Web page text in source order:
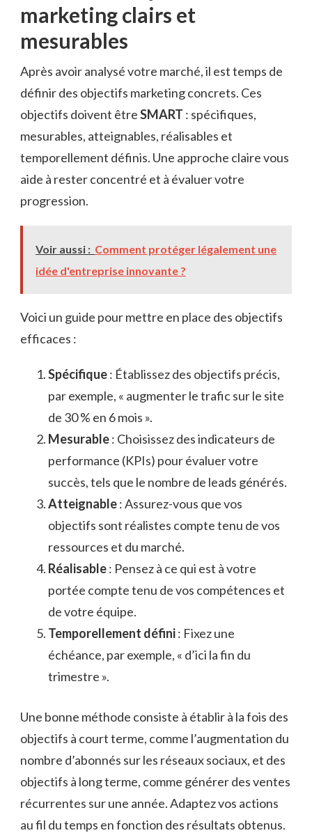
marketing clairs et
mesurables
Après avoir analysé votre marché, il est temps de
définir des objectifs marketing concrets. Ces
objectifs doivent êtreSMART : spécifiques,
mesurables, atteignables, réalisables et
temporellement définis. Une approche claire vous
aide à rester concentré et à évaluer votre
progression.
Voir aussi : Comment protéger légalement une
idée d'entreprise innovante ?
Voici un guide pour mettre en place des objectifs
efficaces :
Spécifique: Établissez des objectifs précis,
par exemple, « augmenter le trafic sur le site
de 30 % en 6 mois ».
Mesurable: Choisissez des indicateurs de
performance (KPIs) pour évaluer votre
succès, tels que le nombre de leads générés.
Atteignable: Assurez-vous que vos
objectifs sont réalistes compte tenu de vos
ressources et du marché.
Réalisable: Pensez à ce qui est à votre
portée compte tenu de vos compétences et
de votre équipe.
Temporellement défini: Fixez une
échéance, par exemple, « d’ici la fin du
trimestre ».
Une bonne méthode consiste à établir à la fois des
objectifs à court terme, comme l’augmentation du
nombre d’abonnés sur les réseaux sociaux, et des
objectifs à long terme, comme générer des ventes
récurrentes sur une année. Adaptez vos actions
au fil du temps en fonction des résultats obtenus.